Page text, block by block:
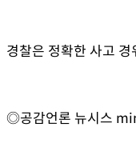
경찰은 정확한 사고
◎공감언론 뉴시스